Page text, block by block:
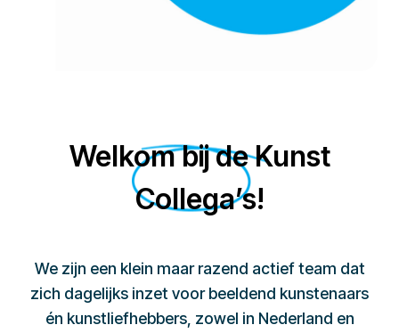
Welkom bij de Kunst
Collega’s!
We zijn een klein maar razend actief team dat
zich dagelijks inzet voor beeldend kunstenaars
én kunstliefhebbers, zowel in Nederland en